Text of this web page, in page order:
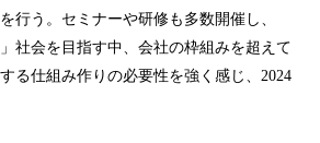
行う。セミナーや研修も多数開催し、
社会を目指す中、会社の枠組みを超えて
る仕組み作りの必要性を強く感じ、2024